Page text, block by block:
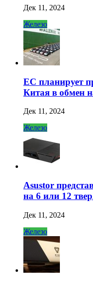
Дек 11, 2024
Железо
ЕС планирует
Китая в обмен
Дек 11, 2024
Железо
Asustor
на 6 или 12
Дек 11, 2024
Железо